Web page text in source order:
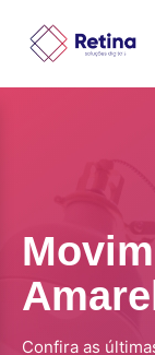
Confira as